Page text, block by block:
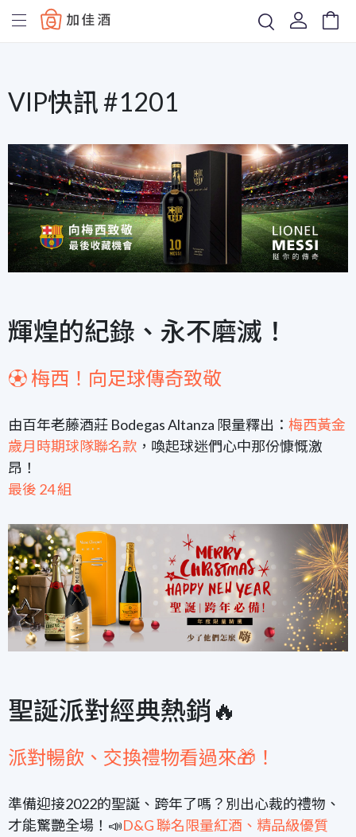
Baccus
VIP快訊 #1201
輝煌的紀錄、永不磨滅！
⚽️ 梅西！向足球傳奇致敬
由百年老藤酒莊 Bodegas Altanza 限量釋出： 梅西黃金
歲月時期球隊聯名款 ，喚起球迷們心中那份慷慨激
昂！
最後 24 組
聖誕派對經典熱銷🔥
派對暢飲、交換禮物看過來🎁！
準備迎接2022的聖誕、跨年了嗎？別出心裁的禮物、
才能驚艷全場！📣D&G 聯名限量紅酒 、精品級優質